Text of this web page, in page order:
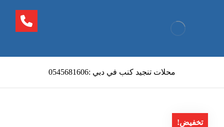
محلات تنجيد كنب في دبي :0545681606
تخفيض!